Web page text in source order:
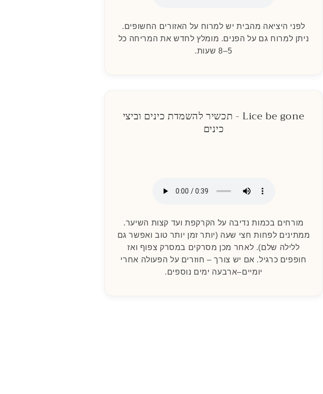
לפני היציאה מהבית יש למרוח על האזורים החשופים.
ניתן למרוח גם על הפנים. מומלץ לחדש את המריחה כל
5–8 שעות.
Lice be gone - תכשיר להשמדת כינים וביצי
כינים
מורחים בכמות נדיבה על הקרקפת ועד קצות השיער.
ממתינים לפחות חצי שעה (יותר זמן יותר טוב ואפשר גם
ללילה שלם). לאחר מכן מסרקים במסרק צפוף ואז
חופפים כרגיל. אם יש צורך – חוזרים על הפעולה אחרי
יומיים–ארבעה ימים נוספים.